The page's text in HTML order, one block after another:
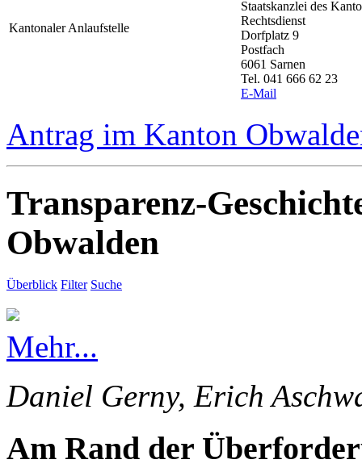
Kantonaler Anlaufstelle
Staatskanzlei des
Rechtsdienst
Dorfplatz 9
Postfach
6061 Sarnen
Tel. 041 666 62 23
E-Mail
Antrag im Kanton
Transparenz-
Obwalden
Überblick Filter Suche
Mehr...
Daniel Gerny, Erich
Am Rand der